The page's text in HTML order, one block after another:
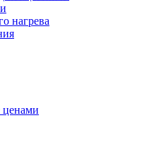
нагрева
ценами